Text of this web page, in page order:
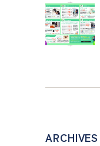
ARCHIVES